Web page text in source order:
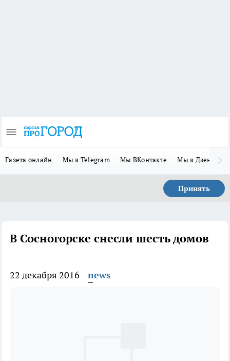
Газета онлайн Мы в Telegram Мы ВКонтакте Мы в Дзене
Принять
В Сосногорске снесли шесть домов
22 декабря 2016 news